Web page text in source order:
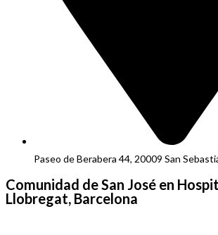
Paseo de Berabera 44, 20009 San
Comunidad de San José en
Llobregat, Barcelona